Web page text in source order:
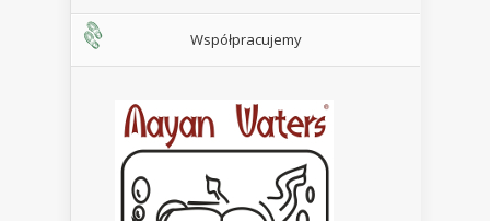
Współpracujemy